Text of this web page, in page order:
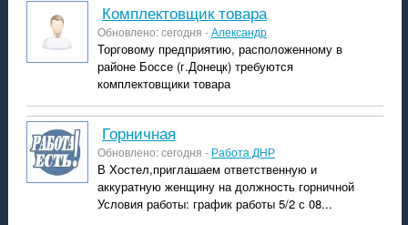
комплектовщик товара
Обновлено: сегодня -Александр
Торговому предприятию, расположенному в
районе Боссе (г.Донецк) требуются
комплектовщики товара
горничная
Обновлено: сегодня - Работа ДНР
В Хостел,приглашаем ответственную и
аккуратную женщину на должность горничной
Условия работы: график работы 5/2 с 08...